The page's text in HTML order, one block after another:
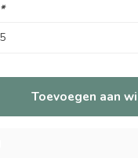
*
Toevoegen aan